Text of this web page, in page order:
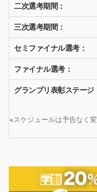
二次選考期間：
三次選考期間：
セミファイナル選考：
ファイナル選考：
グランプリ表彰ステージ
※スケジュールは予告なく